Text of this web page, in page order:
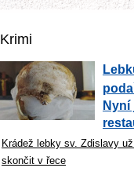
Krimi
Nyní
Krádež lebky sv. Zdislavy
skončit v řece